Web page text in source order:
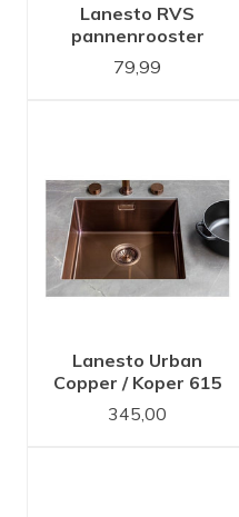
Lanesto RVS
pannenrooster
Copper / koper
oprolbaar
79,99
Lanesto Urban
Copper / Koper 615
50x40 spoelbak
345,00